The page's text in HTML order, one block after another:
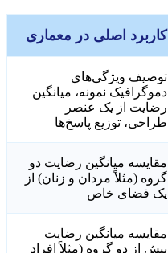
کاربرد اصلی در معماری
توصیف ویژگی‌های
دموگرافیک نمونه، میانگین
رضایت از یک عنصر
طراحی، توزیع پاسخ‌ها
مقایسه میانگین رضایت دو
گروه (مثلاً مردان و زنان) از
یک فضای خاص
مقایسه میانگین رضایت
بیش از دو گروه (مثلاً افراد